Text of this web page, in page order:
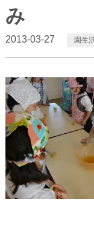
み
2013-03-27 園生